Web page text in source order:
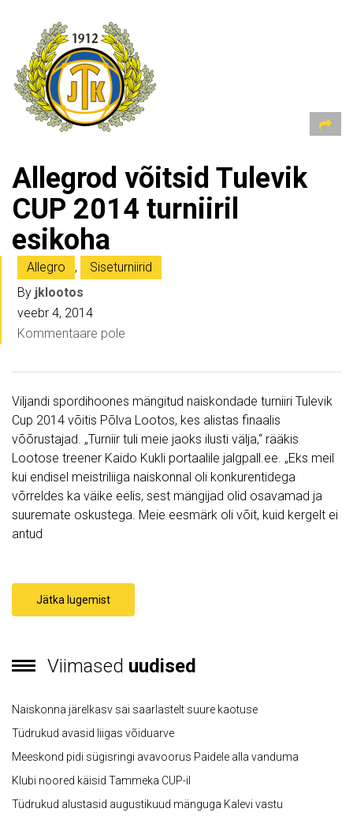
Allegrod võitsid Tulevik
CUP 2014 turniiril
esikoha
Allegro ,
Siseturniirid
By jklootos
veebr 4, 2014
Kommentaare pole
Viljandi spordihoones mängitud naiskondade turniiri Tulevik
Cup 2014 võitis Põlva Lootos, kes alistas finaalis
võõrustajad. „Turniir tuli meie jaoks ilusti välja,“ rääkis
Lootose treener Kaido Kukli portaalile jalgpall.ee. „Eks meil
kui endisel meistriliiga naiskonnal oli konkurentidega
võrreldes ka väike eelis, sest mängijad olid osavamad ja
suuremate oskustega. Meie eesmärk oli võit, kuid kergelt ei
antud
Jätka lugemist
Viimased uudised
Naiskonna järelkasv sai saarlastelt suure kaotuse
Tüdrukud avasid liigas võiduarve
Meeskond pidi sügisringi avavoorus Paidele alla vanduma
Klubi noored käisid Tammeka CUP-il
Tüdrukud alustasid augustikuud mänguga Kalevi vastu